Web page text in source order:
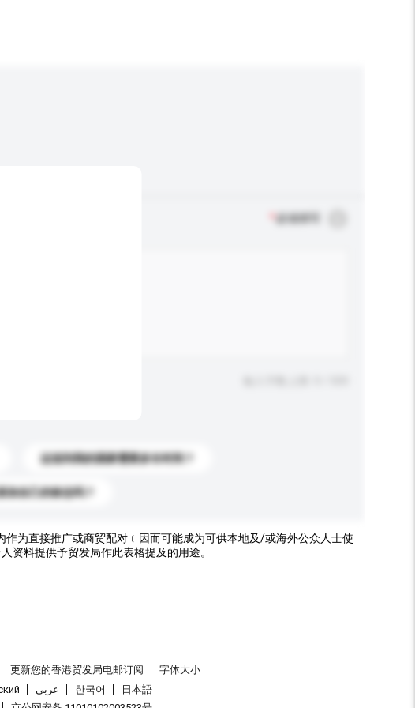
必须填写
运送到我的国家需要多长时间？
加自己的标志吗？
为直接推广或商贸配对﹝因而可能成为可供本地及/或海外公众人士使
资料提供予贸发局作此表格提及的用途。
更新您的香港贸发局电邮订阅
字体大小
عربى 한국어
日本語